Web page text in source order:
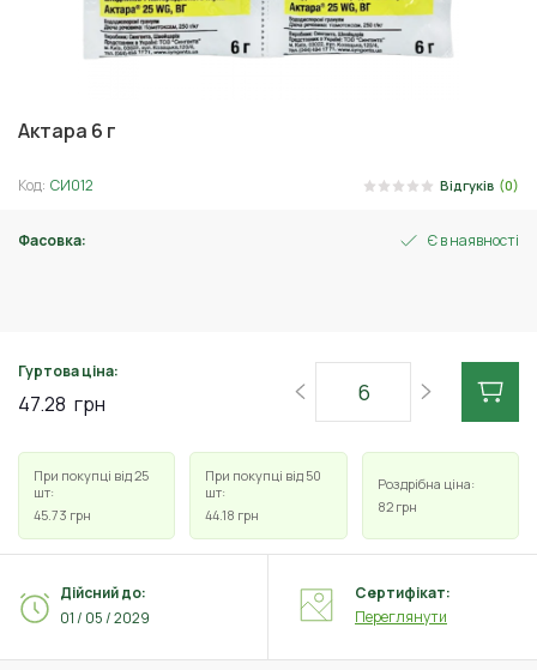
Актара 6 г
Код: СИ012 Відгуків (0)
Фасовка: Є в наявності
Гуртова ціна:
47.28 грн
При покупці від 25
шт:
45.73 грн
При покупці від 50
шт:
44.18 грн
Роздрібна ціна:
82 грн
Дійсний до:
01 / 05 / 2029
Сертифікат:
Переглянути